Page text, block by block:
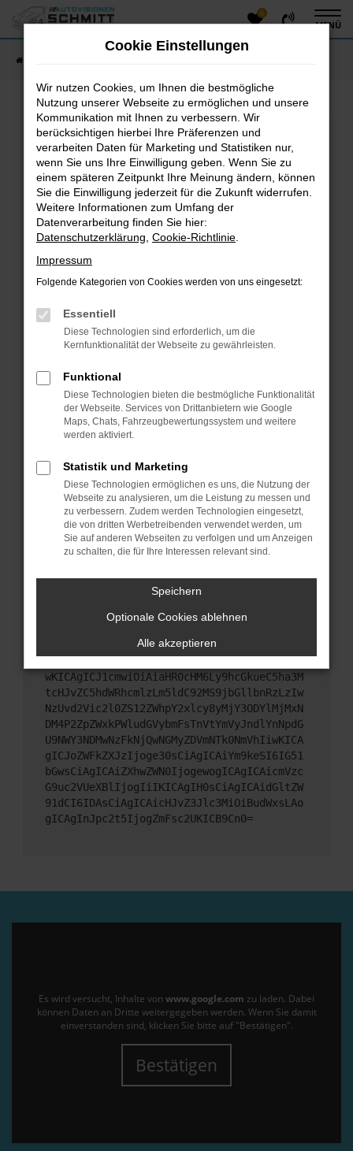
Zum
Hauptinhalt
0
MENÜ
Fehler: Network Error
Beim Laden ist ein Fehler aufgetreten.
Hier sind ein paar Tipps, die dir helfen können:
Überprüfe deine Firewall und deine
Internetverbindung.
Laden andere Webseiten, zum Beispiel deine
Suchmaschine?
Prüfe deine Browsererweiterungen.
das Laden bestimmter Seiten verhindern.
Funktioniert die Seite in einem anderen Browser
oder in einem privaten Fenster?
Das kann manchmal helfen, vorübergehende
Probleme zu beheben.
Stelle sicher, dass dein Browser und dein
Betriebssystem auf dem neuesten Stand sind.
Sicherheitsrisiko, sondern kann auch dazu führen,
dass bestimmte Funktionen nicht mehr
unterstützt werden.
Wende dich an den Webseitenbetreiber.
Wenn du alle oben genannten Schritte versucht
hast, kontaktiere uns bitte. Wir werden versuchen,
das Problem zu beheben. Du kannst uns diesen
Text schicken, um uns bei der Fehlersuche zu
unterstützen:
ewogICJuYW1lIjogIk5ldHdvcmtFcnJvciIsCiAgI
mNvbmZpZyI6IHsKICAgICJtZXRob2QiOiAiR0VUIi
wKICAgICJ1cmwiOiAiaHR0cHM6Ly9hcGkueC5ha3M
tcHJvZC5hdWRhcmlzLm5ldC92MS9jbGllbnRzLzIw
NzUvd2Vic2l0ZS12ZWhpY2xlcy8yMjY3ODYlMjMxN
DM4P2ZpZWxkPWludGVybmFsTnVtYmVyJndlYnNpdG
U9NWY3NDMwNzFkNjQwNGMyZDVmNTk0NmVhIiwKICA
gICJoZWFkZXJzIjoge30sCiAgICAiYm9keSI6IG51
bGwsCiAgICAiZXhwZWN0IjogewogICAgICAicmVzc
G9uc2VUeXBlIjogIiIKICAgIH0sCiAgICAidGltZW
91dCI6IDAsCiAgICAicHJvZ3Jlc3MiOiBudWxsLAo
gICAgInJpc2t5IjogZmFsc2UKICB9Cn0=
Es wird versucht, Inhalte von www.google.com zu laden. Dabei
können Daten an Dritte weitergegeben werden. Wenn Sie damit
einverstanden sind, klicken Sie bitte auf "Bestätigen".
Bestätigen
Cookie Einstellungen
Wir nutzen Cookies, um Ihnen die bestmögliche
Nutzung unserer Webseite zu ermöglichen und unsere
Kommunikation mit Ihnen zu verbessern. Wir
berücksichtigen hierbei Ihre Präferenzen und
verarbeiten Daten für Marketing und Statistiken nur,
wenn Sie uns Ihre Einwilligung geben. Wenn Sie zu
einem späteren Zeitpunkt Ihre Meinung ändern, können
Sie die Einwilligung jederzeit für die Zukunft widerrufen.
Weitere Informationen zum Umfang der
Datenverarbeitung finden Sie hier:
Datenschutzerklärung Cookie-Richtlinie
Impressum
Folgende Kategorien von Cookies werden von uns eingesetzt:
Essentiell
Diese Technologien sind erforderlich, um die
Kernfunktionalität der Webseite zu gewährleisten.
Funktional
Diese Technologien bieten die bestmögliche Funktionalität
der Webseite. Services von Drittanbietern wie Google
Maps, Chats, Fahrzeugbewertungssystem und weitere
werden aktiviert.
Statistik und Marketing
Diese Technologien ermöglichen es uns, die Nutzung der
Webseite zu analysieren, um die Leistung zu messen und
zu verbessern. Zudem werden Technologien eingesetzt,
die von dritten Werbetreibenden verwendet werden, um
Sie auf anderen Webseiten zu verfolgen und um Anzeigen
zu schalten, die für Ihre Interessen relevant sind.
Speichern
Optionale Cookies ablehnen
Alle akzeptieren